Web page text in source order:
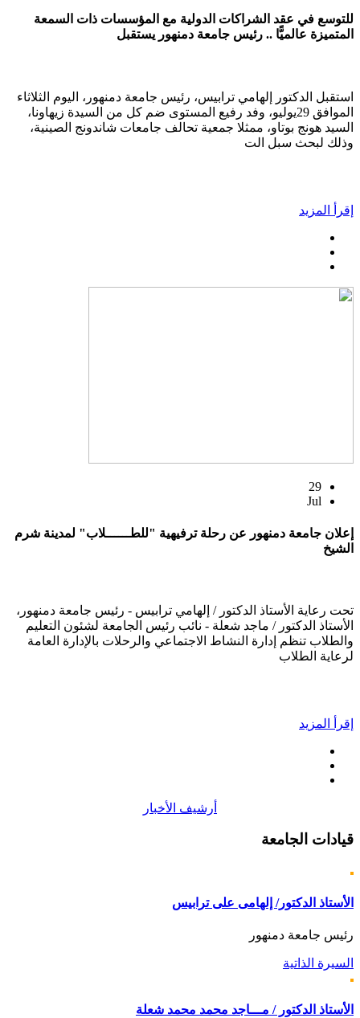
للتوسع في عقد الشراكات الدولية مع المؤسسات ذات السمعة
المتميزة عالميًّا .. رئيس جامعة دمنهور يستقبل
استقبل الدكتور إلهامي ترابيس، رئيس جامعة دمنهور، اليوم الثلاثاء
الموافق 29يوليو، وفد رفيع المستوى ضم كل من السيدة زيهاونا،
السيد هونج بوتاو، ممثلا جمعية تحالف جامعات شاندونج الصينية،
وذلك لبحث سبل الت
إقرأ المزيد
29
Jul
إعلان جامعة دمنهور عن رحلة ترفيهية "للطــــــلاب" لمدينة شرم
الشيخ
تحت رعاية الأستاذ الدكتور / إلهامي ترابيس - رئيس جامعة دمنهور،
الأستاذ الدكتور / ماجد شعلة - نائب رئيس الجامعة لشئون التعليم
والطلاب تنظم إدارة النشاط الاجتماعي والرحلات بالإدارة العامة
لرعاية الطلاب
إقرأ المزيد
أرشيف الأخبار
قيادات الجامعة
الأستاذ الدكتور/ إلهامى على ترابيس
رئيس جامعة دمنهور
السيرة الذاتية
الأستاذ الدكتور / مـــاجد محمد محمد شعلة